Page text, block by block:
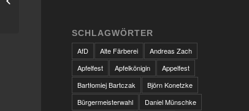
SCHLAGWÖRTER
AfD
Alte Färberei
Andreas Zach
Apfelfest
Apfelkönigin
Appelfest
Bartłomiej Bartczak
Björn Konetzke
Bürgermeisterwahl
Daniel Münschke